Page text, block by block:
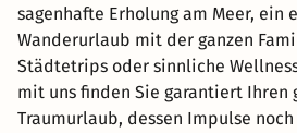
sagenhafte Erholung am Meer, ein
Wanderurlaub mit der ganzen
Städtetrips oder sinnliche
mit uns finden Sie garantiert Ihren
Traumurlaub, dessen Impulse